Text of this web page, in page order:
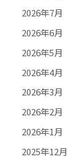
2026年7月
2026年6月
2026年5月
2026年4月
2026年3月
2026年2月
2026年1月
2025年12月